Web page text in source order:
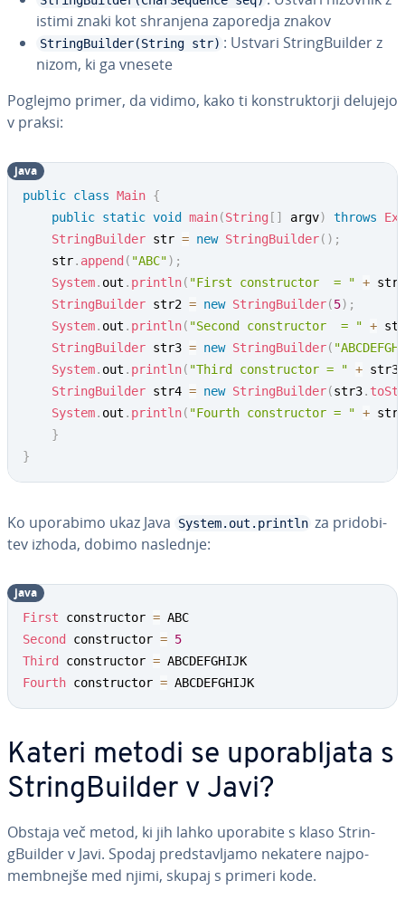
istimi znaki kot shranjena zaporedja znakov
StringBuilder(String str) : Ustvari Strin­gBu­il­der z
nizom, ki ga vnesete
Poglejmo primer, da vidimo, kako ti kon­struk­tor­ji delujejo
v praksi:
public class Main {
public static void main(String [ ] argv) throws
StringBuilder str = new StringBuilder( ) ;
	str
. append ( "ABC") ;
System. out . println( "First constructor  = " + str
StringBuilder str2 = new StringBuilder(5) ;
System. out . println( "Second constructor  = " +
StringBuilder str3 = new StringBuilder(
System. out . println( "Third constructor = " + str3
StringBuilder str4 = new StringBuilder(str3.
System. out . println( "Fourth constructor = " + str4
}
}
java
Ko uporabimo ukaz Java System.out.println za pri­do­bi­
tev izhoda, dobimo naslednje:
First constructor =
Second
constructor = 5
Third
constructor =
Fourth constructor = ABCDEFGHIJK
java
Kateri metodi se upo­ra­blja­ta s
Strin­gBu­il­der v Javi?
Obstaja več metod, ki jih lahko uporabite s klaso Strin­
gBu­il­der v Javi. Spodaj pred­sta­vlja­mo nekatere naj­po­
memb­nej­še med njimi, skupaj s primeri kode.